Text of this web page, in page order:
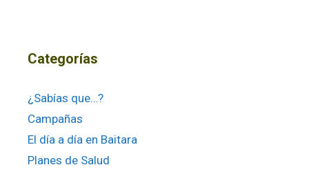
Categorías
¿Sabías que…?
Campañas
El día a día en Baitara
Planes de Salud